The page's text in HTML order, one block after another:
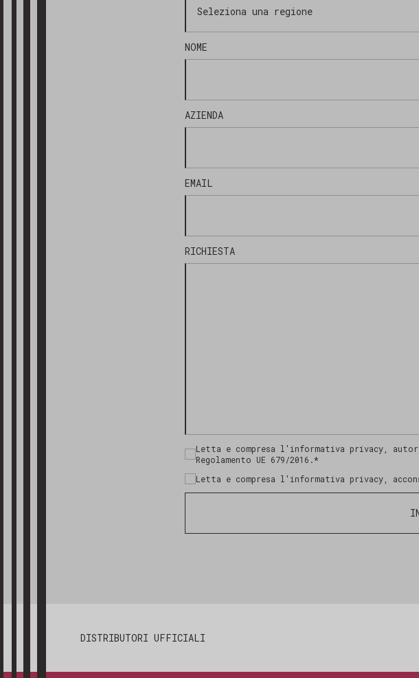
NOME
AZIENDA
EMAIL
RICHIESTA
Letta e compresa l'informativa privacy,
Regolamento UE 679/2016.*
Letta e compresa l'informativa privacy,
DISTRIBUTORI UFFICIALI